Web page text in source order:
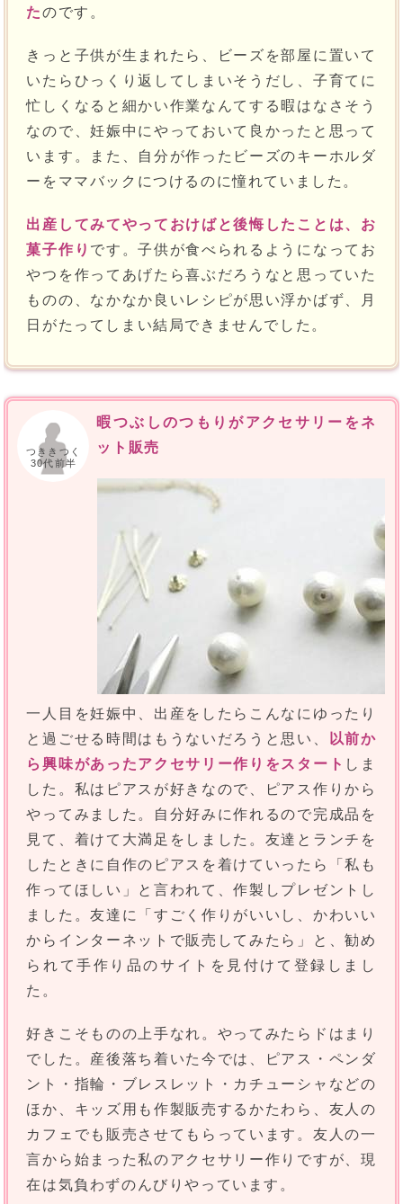
たのです。
きっと子供が生まれたら、ビーズを部屋に置いて
いたらひっくり返してしまいそうだし、子育てに
忙しくなると細かい作業なんてする暇はなさそう
なので、妊娠中にやっておいて良かったと思って
います。また、自分が作ったビーズのキーホルダ
ーをママバックにつけるのに憧れていました。
出産してみてやっておけばと後悔したことは、お
菓子作り です。子供が食べられるようになってお
やつを作ってあげたら喜ぶだろうなと思っていた
ものの、なかなか良いレシピが思い浮かばず、月
日がたってしまい結局できませんでした。
つききつく
30代前半
暇つぶしのつもりがアクセサリーをネ
ット販売
一人目を妊娠中、出産をしたらこんなにゆったり
と過ごせる時間はもうないだろうと思い、
以前か
ら興味があったアクセサリー作りをスタート しま
した。私はピアスが好きなので、ピアス作りから
やってみました。自分好みに作れるので完成品を
見て、着けて大満足をしました。友達とランチを
したときに自作のピアスを着けていったら「私も
作ってほしい」と言われて、作製しプレゼントし
ました。友達に「すごく作りがいいし、かわいい
からインターネットで販売してみたら」と、勧め
られて手作り品のサイトを見付けて登録しまし
た。
好きこそものの上手なれ。やってみたらドはまり
でした。産後落ち着いた今では、ピアス・ペンダ
ント・指輪・ブレスレット・カチューシャなどの
ほか、キッズ用も作製販売するかたわら、友人の
カフェでも販売させてもらっています。友人の一
言から始まった私のアクセサリー作りですが、現
在は気負わずのんびりやっています。